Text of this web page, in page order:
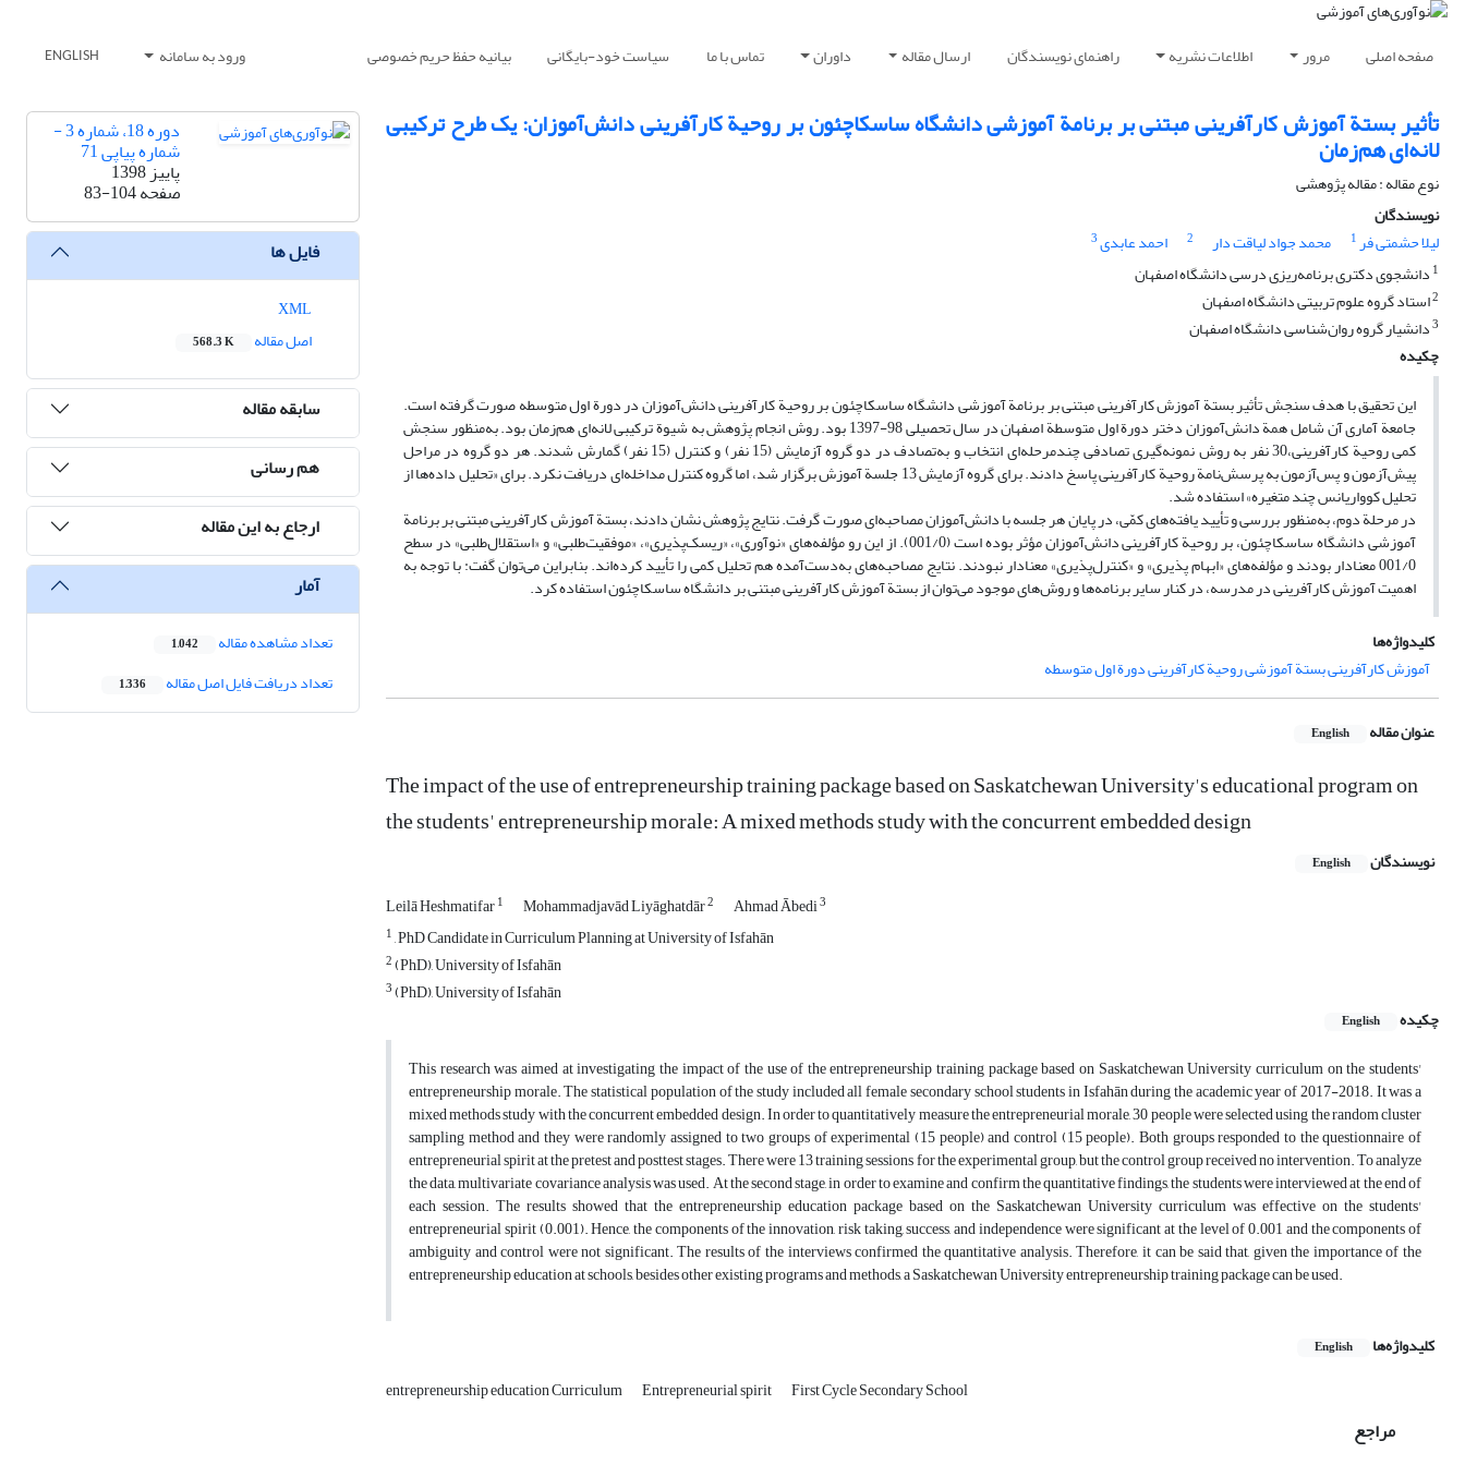
صفحه اصلی مرور اطلاعات نشریه راهنمای نویسندگان ارسال مقاله داوران تماس با ما سیاست خود-بایگانی بیانیه حفظ حریم خصوصی ورود به سامانه ENGLISH
تأثیر بستة آموزش کارآفرینی مبتنی بر برنامة آموزشی دانشگاه ساسکاچئون بر روحیة کارآفرینی دانش‌آموزان: یک طرح ترکیبی
لانه‌ای هم‌زمان
نوع مقاله : مقاله پژوهشی
نویسندگان
لیلا حشمتی فر1 محمد جواد لیاقت دار 2 احمد عابدی3
1 دانشجوی دکتری برنامه‌ریزی درسی دانشگاه اصفهان
2استاد گروه علوم تربیتی دانشگاه اصفهان
3دانشیار گروه روان‌شناسی دانشگاه اصفهان
چکیده
این تحقیق با هدف سنجش تأثیر بستة آموزش کارآفرینی مبتنی بر برنامة آموزشی دانشگاه ساسکاچئون بر روحیة کارآفرینی دانش‌آموزان در دورة اول متوسطه صورت گرفته است.
جامعة آماری آن شامل همة دانش‌آموزان دختر دورة اول متوسطة اصفهان در سال تحصیلی 98-1397 بود. روش انجام پژوهش به شیوة ترکیبی لانه‌ای هم‌زمان بود. به‌منظور سنجش
کمی روحیة کارآفرینی،30 نفر به روش نمونه‌گیری تصادفی چندمرحله‌ای انتخاب و به‌تصادف در دو گروه آزمایش (15 نفر) و کنترل (15 نفر) گمارش شدند. هر دو گروه در مراحل
پیش‌آزمون و پس‌آزمون به پرسش‌نامة روحیة کارآفرینی پاسخ دادند. برای گروه آزمایش 13 جلسة آموزش برگزار شد، اما گروه کنترل مداخله‌ای دریافت نکرد. برای «تحلیل داده‌ها از
تحلیل کوواریانس چند متغیره» استفاده شد.
در مرحلة دوم، به‌منظور بررسی و تأیید یافته‌های کمّی، در پایان هر جلسه با دانش‌آموزان مصاحبه‌ای صورت گرفت. نتایج پژوهش نشان دادند، بستة آموزش کارآفرینی مبتنی بر برنامة
آموزشی دانشگاه ساسکاچئون، بر روحیة کارآفرینی دانش‌آموزان مؤثر بوده است (001/0). از این رو مؤلفه‌های «نوآوری»، «ریسک‌پذیری»، «موفقیت‌طلبی» و «استقلال‌طلبی» در سطح
001/0 معنادار بودند و مؤلفه‌های «ابهام پذیری» و «کنترل‌پذیری» معنادار نبودند. نتایج مصاحبه‌های به‌دست‌آمده هم تحلیل کمی را تأیید کرده‌اند. بنابراین می‌توان گفت: با توجه به
اهمیت آموزش کارآفرینی در مدرسه، در کنار سایر برنامه‌ها و روش‌های موجود می‌توان از بستة آموزش کارآفرینی مبتنی بر دانشگاه ساسکاچئون استفاده کرد.
کلیدواژه‌ها
آموزش کارآفرینی بستة آموزشی روحیة کارآفرینی دورة اول متوسطه
عنوان مقاله English
The impact of the use of entrepreneurship training package based on Saskatchewan University's educational program on
the students' entrepreneurship morale: A mixed methods study with the concurrent embedded design
نویسندگان English
Leilā Heshmatifar1 Mohammadjavād Liyāghatdār2 Ahmad Ābedi3
1, PhD Candidate in Curriculum Planning at University of Isfahān
2(PhD), University of Isfahān
3(PhD), University of Isfahān
چکیده
English
This research was aimed at investigating the impact of the use of the entrepreneurship training package based on Saskatchewan University curriculum on the students'
entrepreneurship morale. The statistical population of the study included all female secondary school students in Isfahān during the academic year of 2017-2018. It was a
mixed methods study with the concurrent embedded design. In order to quantitatively measure the entrepreneurial morale, 30 people were selected using the random cluster
sampling method and they were randomly assigned to two groups of experimental (15 people) and control (15 people). Both groups responded to the questionnaire of
entrepreneurial spirit at the pretest and posttest stages. There were 13 training sessions for the experimental group, but the control group received no intervention. To analyze
the data, multivariate covariance analysis was used. At the second stage, in order to examine and confirm the quantitative findings, the students were interviewed at the end of
each session. The results showed that the entrepreneurship education package based on the Saskatchewan University curriculum was effective on the students'
entrepreneurial spirit (0.001). Hence, the components of the innovation, risk taking, success, and independence were significant at the level of 0.001 and the components of
ambiguity and control were not significant. The results of the interviews confirmed the quantitative analysis. Therefore, it can be said that, given the importance of the
entrepreneurship education at schools, besides other existing programs and methods, a Saskatchewan University entrepreneurship training package can be used.
کلیدواژه‌ها English
entrepreneurship education Curriculum Entrepreneurial spirit First Cycle Secondary School
مراجع
دوره 18، شماره 3 -
شماره پیاپی 71
پاییز 1398
صفحه83-104
فایل ها
اصل مقاله
568.3 K
سابقه مقاله
هم رسانی
ارجاع به این مقاله
آمار
تعداد مشاهده مقاله 1,042
تعداد دریافت فایل اصل مقاله 1,336